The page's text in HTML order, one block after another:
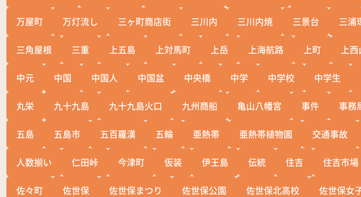
万屋町 万灯流し 三ヶ町商店街 三川内 三川内焼 三景台 三浦
三角屋根 三重 上五島 上対馬町 上岳 上海航路 上町 上
中元 中国 中国人 中国盆 中央橋 中学 中学校 中学生
丸栄 九十九島 九十九島火口 九州商船 亀山八幡宮 事件 事務
五島 五島市 五百羅漢 五輪 亜熱帯 亜熱帯植物園 交通事故
人数揃い 仁田峠 今津町 仮装 伊王島 伝統 住吉 住吉市場
佐々町 佐世保 佐世保まつり 佐世保公園 佐世保北高校 佐世保女